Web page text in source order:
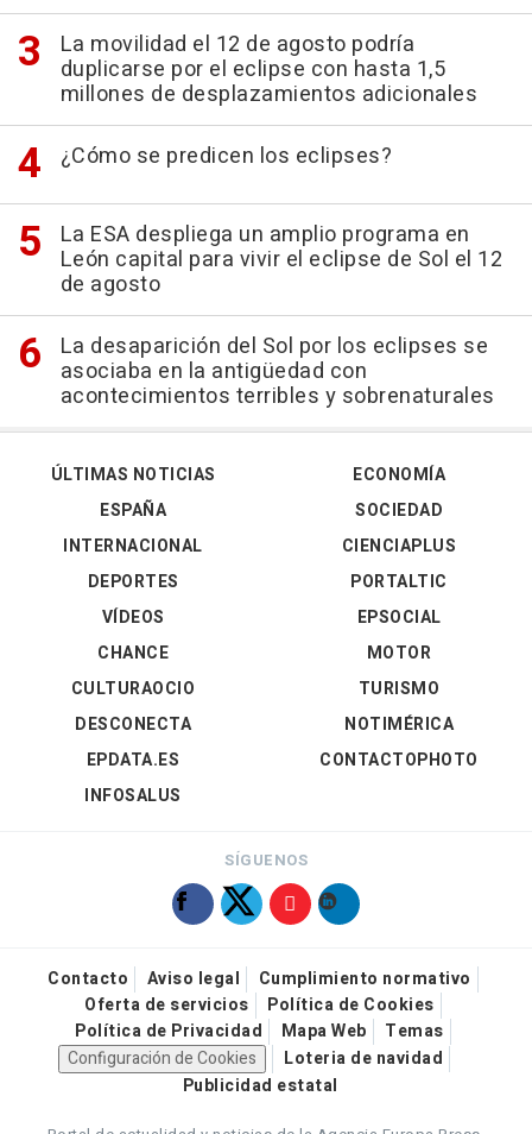
La movilidad el 12 de agosto podría
duplicarse por el eclipse con hasta 1,5
millones de desplazamientos adicionales
¿Cómo se predicen los eclipses?
La ESA despliega un amplio programa en
León capital para vivir el eclipse de Sol el 12
de agosto
La desaparición del Sol por los eclipses se
asociaba en la antigüedad con
acontecimientos terribles y sobrenaturales
ÚLTIMAS NOTICIAS
ESPAÑA
INTERNACIONAL
DEPORTES
VÍDEOS
ECONOMÍA
SOCIEDAD
CIENCIAPLUS
PORTALTIC
EPSOCIAL
CHANCE
CULTURAOCIO
DESCONECTA
EPDATA.ES
INFOSALUS
MOTOR
TURISMO
NOTIMÉRICA
CONTACTOPHOTO
SÍGUENOS
Contacto Aviso legal
Cumplimiento normativo
Oferta de servicios
Política de Cookies
Política de Privacidad
Mapa Web
Temas
Configuración de Cookies
Loteria de navidad
Publicidad estatal